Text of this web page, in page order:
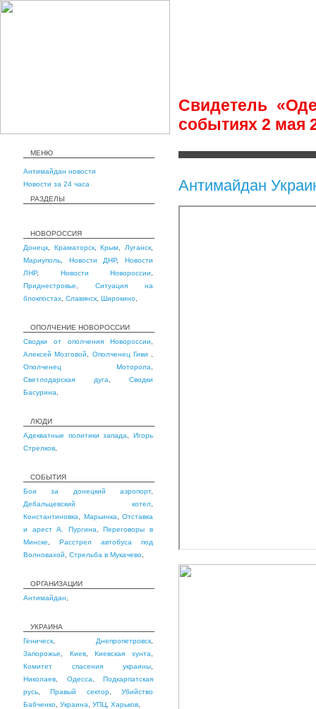
Свидетель
событиях 2 мая
МЕНЮ
Антимайдан новости
Новости за 24 часа
РАЗДЕЛЫ
НОВОРОССИЯ
Донецк
Краматорск,Крым Луганск
Мариуполь
Новости ДНР,Новости
ЛНР, Новости Новороссии
Приднестровье
Ситуация на
блокпостах Славянск Широкино
ОПОЛЧЕНИЕ НОВОРОССИИ
Сводки от ополчения Новороссии
Алексей Мозговой
Ополченец Гиви
Ополченец Моторола
Светлодарская дуга
Сводки
Басурина
ЛЮДИ
Адекватные политики запада
,Игорь
Стрелков
СОБЫТИЯ
Бои за донецкий аэропорт,
Дебальцевский котел
Константиновка
Марьинка
Отставка
и арест А. Пургина ,Переговоры в
Минске
Расстрел автобуса под
Волновахой
Стрельба в Мукачево
ОРГАНИЗАЦИИ
Антимайдан
УКРАИНА
Геническ
Днепропетровск
Запорожье
Киев,Киевская хунта
Комитет спасения украины
Николаев
Одесса
Подкарпатская
русь ,Правый сектор,Убийство
Бабченко Украина УПЦ Харьков
Антимайдан